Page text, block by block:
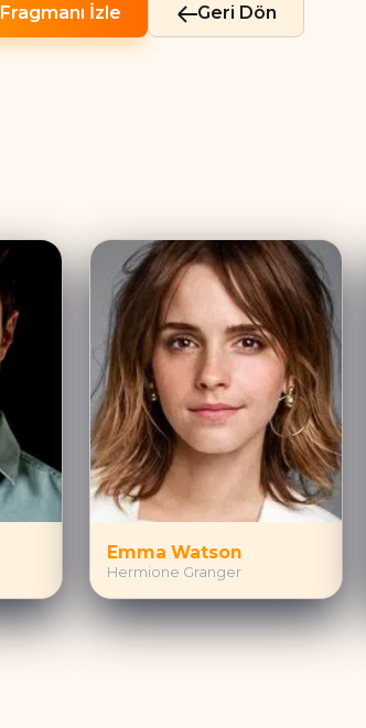
Fragmanı İzle Geri Dön
Emma Watson
Hermione Granger